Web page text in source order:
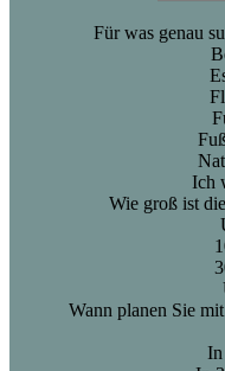
Für was genau
Ich
Wie groß ist
Wann planen Sie
In